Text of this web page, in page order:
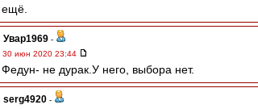
ещё.
Увар1969 -
30 июн 2020 23:44
Федун- не дурак.У него, выбора нет.
serg4920 -